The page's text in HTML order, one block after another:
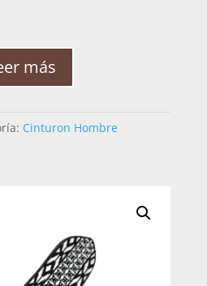
más
Cinturon Hombre